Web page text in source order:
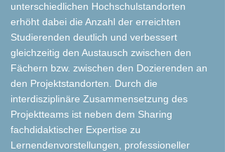
unterschiedlichen Hochschulstandorten
erhöht dabei die Anzahl der erreichten
Studierenden deutlich und verbessert
gleichzeitig den Austausch zwischen den
Fächern bzw. zwischen den Dozierenden an
den Projektstandorten. Durch die
interdisziplinäre Zusammensetzung des
Projektteams ist neben dem Sharing
fachdidaktischer Expertise zu
Lernendenvorstellungen, professioneller